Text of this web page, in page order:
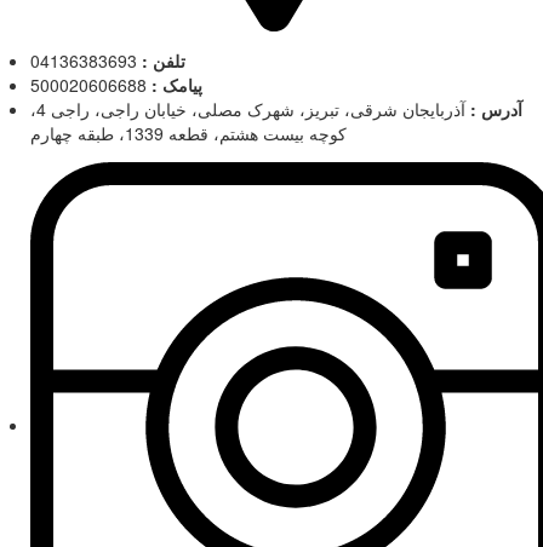
تلفن :
پیامک :
آدرس :
آذربایجان شرقی، تبریز، شهرک مصلی، خیابان راجی، راجی 4،
کوچه بیست هشتم، قطعه 1339، طبقه چهارم